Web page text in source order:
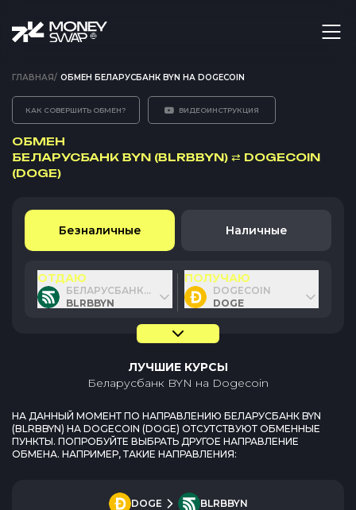
ГЛАВНАЯ/ ОБМЕН БЕЛАРУСБАНК BYN НА DOGECOIN
КАК СОВЕРШИТЬ ОБМЕН? ВИДЕОИНСТРУКЦИЯ
ОБМЕН
БЕЛАРУСБАНК BYN (BLRBBYN) ⇄ DOGECOIN
(DOGE)
Безналичные Наличные
ОТДАЮ
БЕЛАРУСБАНК BYN
BLRBBYN
ПОЛУЧАЮ
DOGECOIN
DOGE
ЛУЧШИЕ КУРСЫ
Беларусбанк BYN на Dogecoin
НА ДАННЫЙ МОМЕНТ ПО НАПРАВЛЕНИЮ БЕЛАРУСБАНК BYN
(BLRBBYN) НА DOGECOIN (DOGE) ОТСУТСТВУЮТ ОБМЕННЫЕ
ПУНКТЫ. ПОПРОБУЙТЕ ВЫБРАТЬ ДРУГОЕ НАПРАВЛЕНИЕ
ОБМЕНА. НАПРИМЕР, ТАКИЕ НАПРАВЛЕНИЯ:
DOGE BLRBBYN